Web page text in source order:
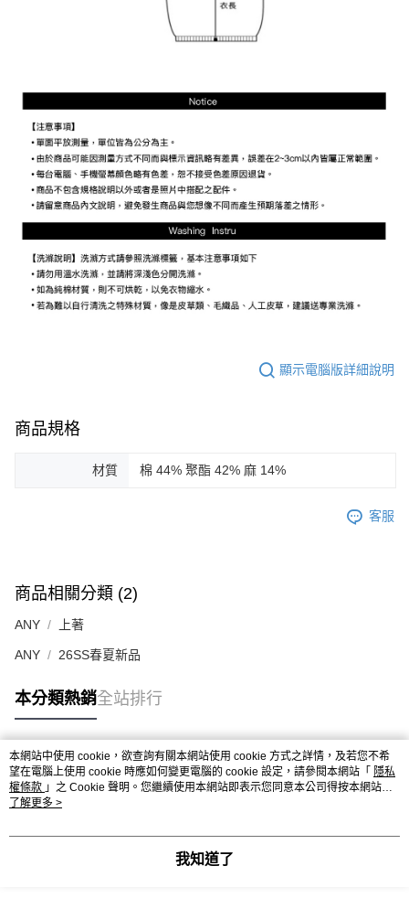
顯示電腦版詳細說明
商品規格
材質 棉 44% 聚酯 42% 麻 14%
客服
商品相關分類 (2)
ANY 上著
ANY 26SS春夏新品
本分類熱銷全站排行
熱門標籤
本網站中使用 cookie，欲查詢有關本網站使用 cookie 方式之詳情，及若您不希
望在電腦上使用 cookie 時應如何變更電腦的 cookie 設定，請參閱本網站「 隱私
權條款 」之 Cookie 聲明。您繼續使用本網站即表示您同意本公司得按本網站使
用條款之 Cookie 聲明使用 cookie。
了解更多 >
我知道了